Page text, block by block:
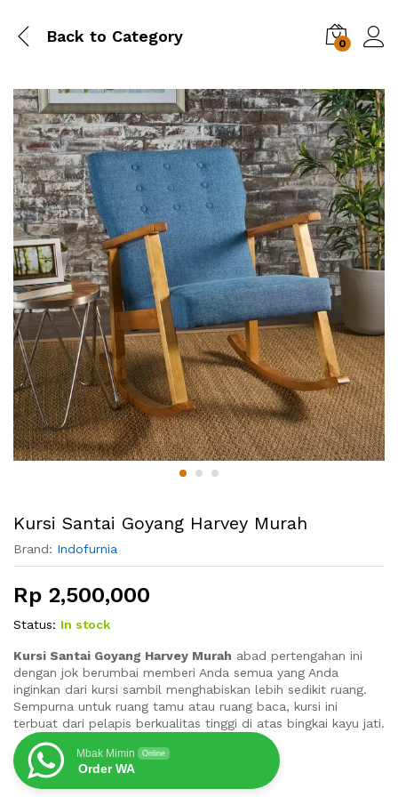
Back to Category 0
Kursi Santai Goyang Harvey Murah
Brand: Indofurnia
Rp 2,500,000
Status: In stock
Kursi Santai Goyang Harvey Murah abad pertengahan ini
dengan jok berumbai memberi Anda semua yang Anda
inginkan dari kursi sambil menghabiskan lebih sedikit ruang.
Sempurna untuk ruang tamu atau ruang baca, kursi ini
terbuat dari pelapis berkualitas tinggi di atas bingkai kayu jati.
Mbak Mimin Online
Order WA